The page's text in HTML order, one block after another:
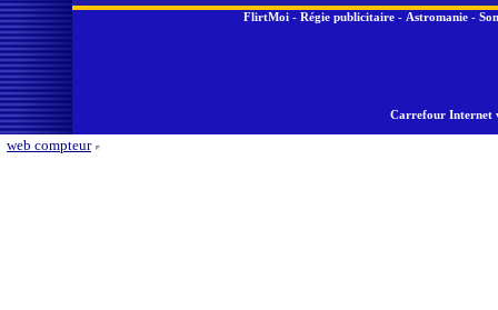
FlirtMoi - Régie publicitaire - Astromanie -
Carrefour Internet
web compteur